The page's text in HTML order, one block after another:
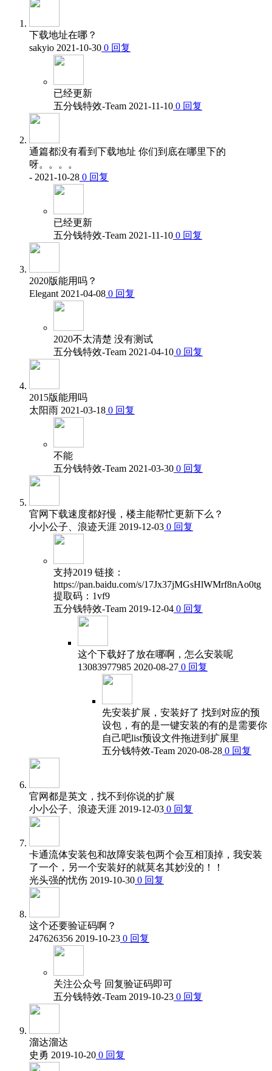
下载地址在哪？
sakyio 2021-10-30 0 回复
已经更新
五分钱特效-Team 2021-11-10 0 回复
通篇都没有看到下载地址 你们到底在哪里下的
呀。。。。
- 2021-10-28 0 回复
已经更新
五分钱特效-Team 2021-11-10 0 回复
2020版能用吗？
Elegant 2021-04-08 0 回复
2020不太清楚 没有测试
五分钱特效-Team 2021-04-10 0 回复
2015版能用吗
太阳雨 2021-03-18 0 回复
不能
五分钱特效-Team 2021-03-30 0 回复
官网下载速度都好慢，楼主能帮忙更新下么？
小小公子、浪迹天涯 2019-12-03 0 回复
支持2019 链接：
https://pan.baidu.com/s/17Jx37jMGsHlWMrf8nAo0tg
提取码：1vf9
五分钱特效-Team 2019-12-04 0 回复
这个下载好了放在哪啊，怎么安装呢
13083977985 2020-08-27 0 回复
先安装扩展，安装好了 找到对应的预
设包，有的是一键安装的有的是需要你
自己吧list预设文件拖进到扩展里
五分钱特效-Team 2020-08-28 0 回复
官网都是英文，找不到你说的扩展
小小公子、浪迹天涯 2019-12-03 0 回复
卡通流体安装包和故障安装包两个会互相顶掉，我安装
了一个，另一个安装好的就莫名其妙没的！！
光头强的忧伤 2019-10-30 0 回复
这个还要验证码啊？
247626356 2019-10-23 0 回复
关注公众号 回复验证码即可
五分钱特效-Team 2019-10-23 0 回复
溜达溜达
史勇 2019-10-20 0 回复